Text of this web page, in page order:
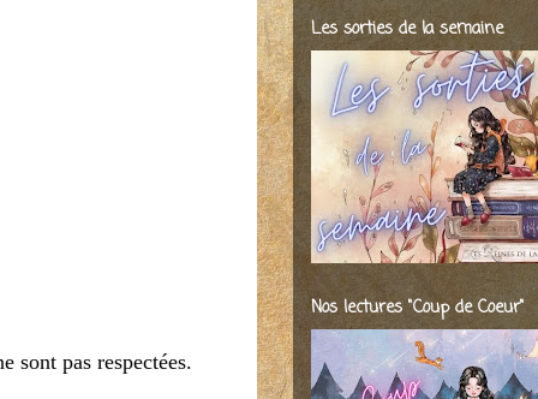
sont pas respectées.
Les sorties de la semaine
Nos lectures "Coup de Coeur"